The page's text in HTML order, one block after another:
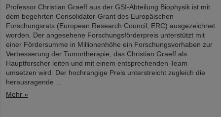
Professor Christian Graeff aus der GSI-Abteilung Biophysik ist mit
dem begehrten Consolidator-Grant des Europäischen
Forschungsrats (European Research Council, ERC) ausgezeichnet
worden. Der angesehene Forschungsförderpreis unterstützt mit
einer Fördersumme in Millionenhöhe ein Forschungsvorhaben zur
Verbesserung der Tumortherapie, das Christian Graeff als
Hauptforscher leiten und mit einem entsprechenden Team
umsetzen wird. Der hochrangige Preis unterstreicht zugleich die
herausragende…
Mehr »